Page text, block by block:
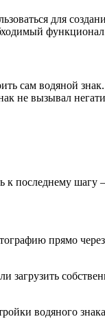
для
сам водяной
не вызывал
к последнему
прямо
водяного